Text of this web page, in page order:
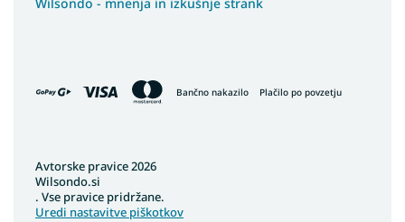
Bančno nakazilo Plačilo po povzetju
Avtorske pravice 2026
Wilsondo.si
. Vse pravice pridržane.
Uredi nastavitve piškotkov